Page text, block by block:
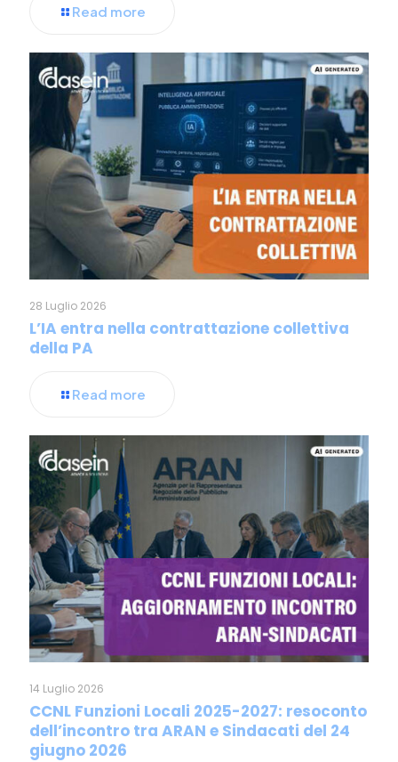
Read more
28 Luglio 2026
L’IA entra nella contrattazione collettiva
della PA
Read more
14 Luglio 2026
CCNL Funzioni Locali 2025-2027: resoconto
dell’incontro tra ARAN e Sindacati del 24
giugno 2026